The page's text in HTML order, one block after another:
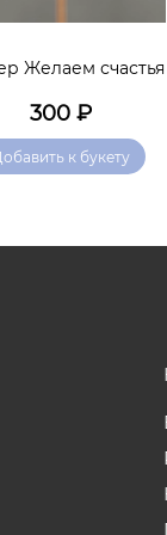
Желаем счастья
300₽
к букету